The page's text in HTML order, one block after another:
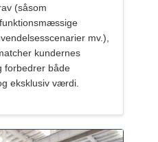
(såsom
mv.),
kundernes
forbedrer både
eksklusiv værdi.